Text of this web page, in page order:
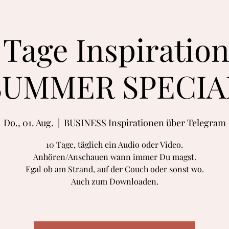
Do., 01. Aug.
  |
BUSINESS Inspirationen über Telegram
10 Tage, täglich ein Audio oder Video.
Anhören/Anschauen wann immer Du magst.
Egal ob am Strand, auf der Couch oder sonst wo.
Auch zum Downloaden.